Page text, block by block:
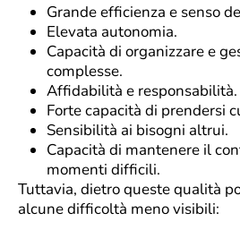
Grande efficienza e senso
Elevata autonomia.
Capacità di organizzare e
complesse.
Affidabilità e responsabilità.
Forte capacità di prendersi
Sensibilità ai bisogni altrui.
Capacità di mantenere il
momenti difficili.
Tuttavia, dietro queste qualità
alcune difficoltà meno visibili: